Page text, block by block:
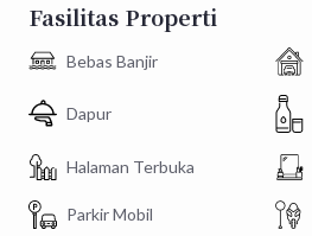
Fasilitas Properti
Bebas Banjir
Dapur
Halaman Terbuka
Parkir Mobil